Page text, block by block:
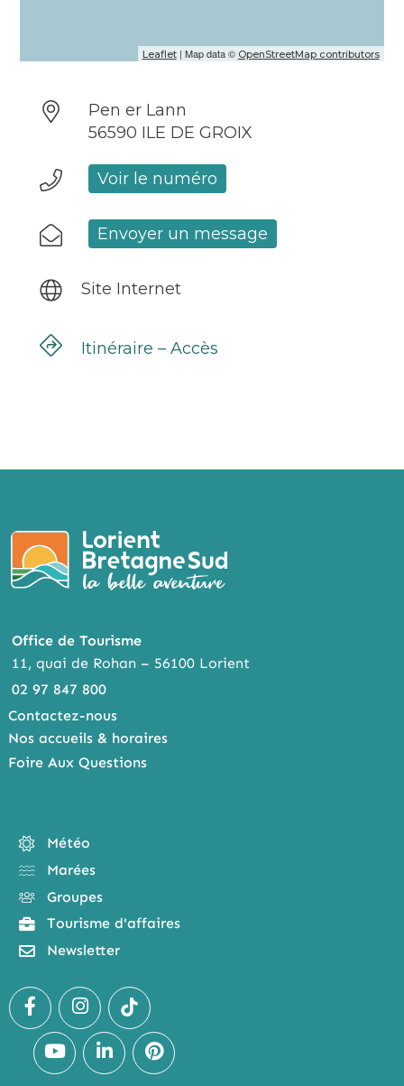
Leaflet| Map data © OpenStreetMap contributors
Pen er Lann
56590 ILE DE GROIX
Voir le numéro
Envoyer un message
Site Internet
Itinéraire – Accès
Office de Tourisme
11, quai de Rohan – 56100 Lorient
02 97 847 800
Contactez-nous
Nos accueils & horaires
Foire Aux Questions
Météo
Marées
Groupes
Tourisme d'affaires
Newsletter